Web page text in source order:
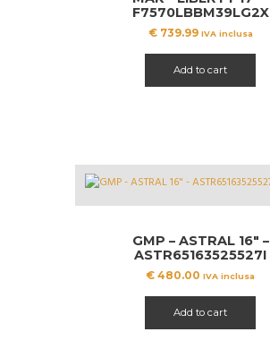
F7570LBBM39LG2X
€739.99 IVA inclusa
Add to cart
GMP – ASTRAL 16″ –
ASTR65163525527I
€ 480.00 IVA inclusa
Add to cart